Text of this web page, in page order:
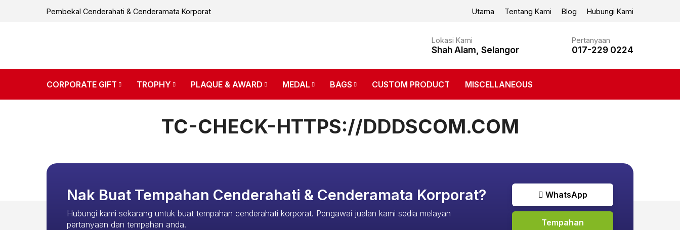
Pembekal Cenderahati & Cenderamata Korporat Utama Tentang Kami Blog Hubungi Kami
Lokasi Kami
Shah Alam, Selangor
Pertanyaan
017-229 0224
CORPORATE GIFT TROPHY PLAQUE & AWARD MEDAL BAGS CUSTOM PRODUCT MISCELLANEOUS
TC-CHECK-HTTPS://DDDSCOM.COM
Nak Buat Tempahan Cenderahati & Cenderamata Korporat?
Hubungi kami sekarang untuk buat tempahan cenderahati korporat. Pengawai jualan kami sedia melayan
pertanyaan dan tempahan anda.
WhatsApp
Tempahan